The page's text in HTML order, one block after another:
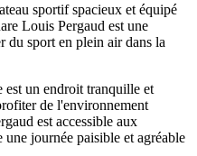
sportif spacieux et équipé
Louis Pergaud est une
du sport en plein air dans la
est un endroit tranquille et
de l'environnement
est accessible aux
journée paisible et agréable